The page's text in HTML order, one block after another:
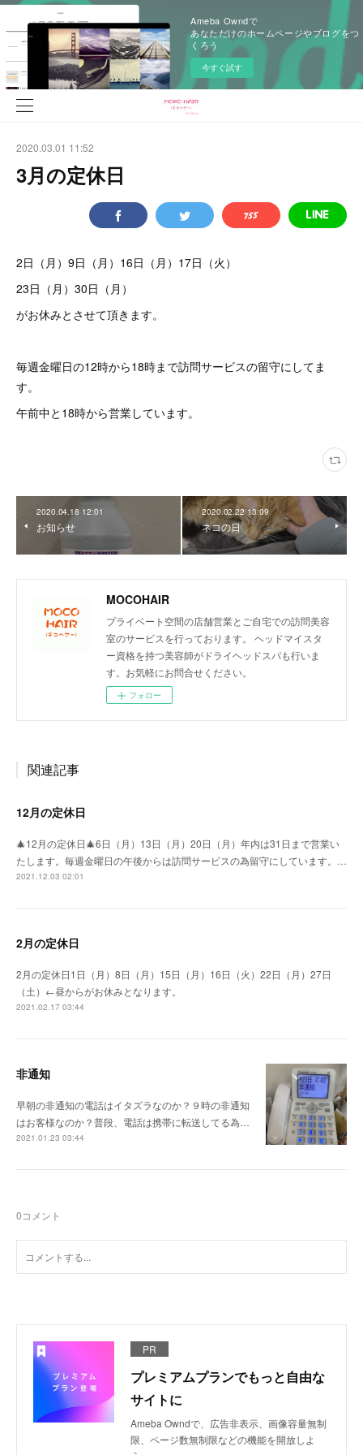
Ameba Owndで
あなただけのホームページやブログをつ
くろう
今すぐ試す
2020.03.01 11:52
3月の定休日
2日（月）9日（月）16日（月）17日（火）
23日（月）30日（月）
がお休みとさせて頂きます。
毎週金曜日の12時から18時まで訪問サービスの留守にしてま
す。
午前中と18時から営業しています。
2020.04.18 12:01
お知らせ
2020.02.22 13:09
ネコの日
MOCOHAIR
プライベート空間の店舗営業とご自宅での訪問美容
室のサービスを行っております。 ヘッドマイスタ
ー資格を持つ美容師がドライヘッドスパも行いま
す。お気軽にお問合せください。
フォロー
関連記事
12月の定休日
🎄12月の定休日🎄6日（月）13日（月）20日（月）年内は31日まで営業い
たします。毎週金曜日の午後からは訪問サービスの為留守にしています。…
2021.12.03 02:01
2月の定休日
2月の定休日1日（月）8日（月）15日（月）16日（火）22日（月）27日
（土）←昼からがお休みとなります。
2021.02.17 03:44
非通知
早朝の非通知の電話はイタズラなのか？９時の非通知
はお客様なのか？普段、電話は携帯に転送してる為…
2021.01.23 03:44
0コメント
PR
プレミアムプランでもっと自由な
サイトに
Ameba Owndで、広告非表示、画像容量無制
限、ページ数無制限などの機能を開放しよ